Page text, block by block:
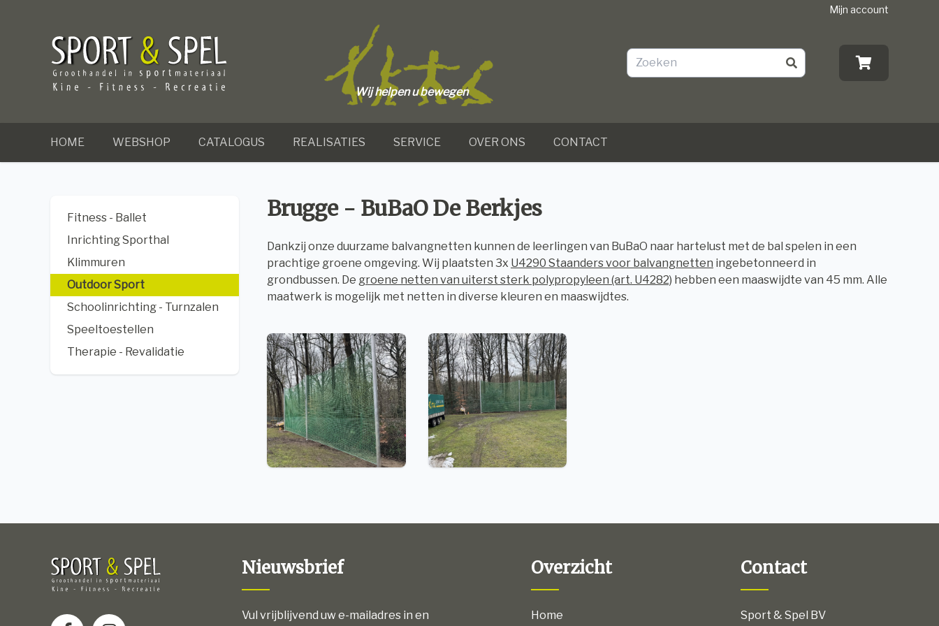
Mijn account
Wij helpen u bewegen
HOME WEBSHOP CATALOGUS REALISATIES SERVICE OVER ONS CONTACT
Fitness - Ballet
Inrichting Sporthal
Klimmuren
Outdoor Sport
Schoolinrichting - Turnzalen
Speeltoestellen
Therapie - Revalidatie
Brugge - BuBaO De Berkjes
Dankzij onze duurzame balvangnetten kunnen de leerlingen van BuBaO naar hartelust met de bal spelen in een
prachtige groene omgeving. Wij plaatsten 3x U4290 Staanders voor balvangnetten ingebetonneerd in
grondbussen. De groene netten van uiterst sterk polypropyleen (art. U4282) hebben een maaswijdte van 45 mm. Alle
maatwerk is mogelijk met netten in diverse kleuren en maaswijdtes.
Nieuwsbrief
Vul vrijblijvend uw e-mailadres in en
Overzicht
Home
Contact
Sport & Spel BV